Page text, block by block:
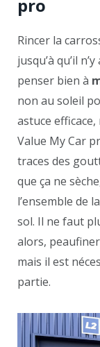
pro
Rincer la
jusqu’à qu’il
penser bien à
non au soleil
astuce efficace,
Value My Car
traces des
que ça ne
l’ensemble de
sol. Il ne faut
alors,
mais il est
partie.